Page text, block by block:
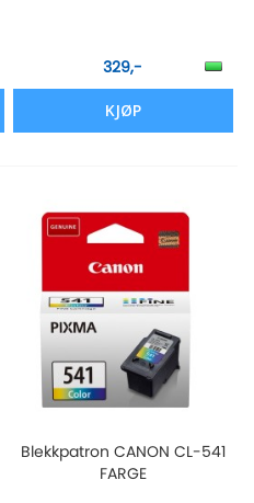
329,-
KJØP
Blekkpatron CANON CL-541
FARGE